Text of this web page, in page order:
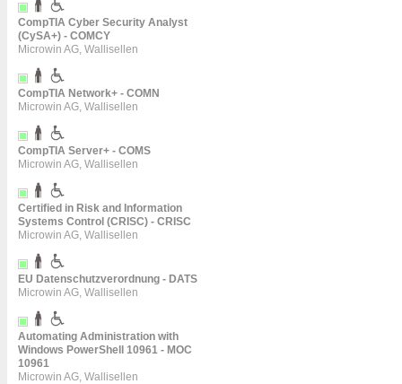
CompTIA Cyber Security Analyst
(CySA+) - COMCY
Microwin AG, Wallisellen
CompTIA Network+ - COMN
Microwin AG, Wallisellen
CompTIA Server+ - COMS
Microwin AG, Wallisellen
Certified in Risk and Information
Systems Control (CRISC) - CRISC
Microwin AG, Wallisellen
EU Datenschutzverordnung - DATS
Microwin AG, Wallisellen
Automating Administration with
Windows PowerShell 10961 - MOC
10961
Microwin AG, Wallisellen